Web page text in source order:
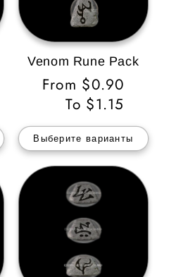
Venom Rune Pack
Обычная
цена
From $0.90
To $1.15
Выберите варианты